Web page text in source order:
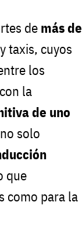
de más de
taxis, cuyos
los
la
de uno
solo
que
como para la